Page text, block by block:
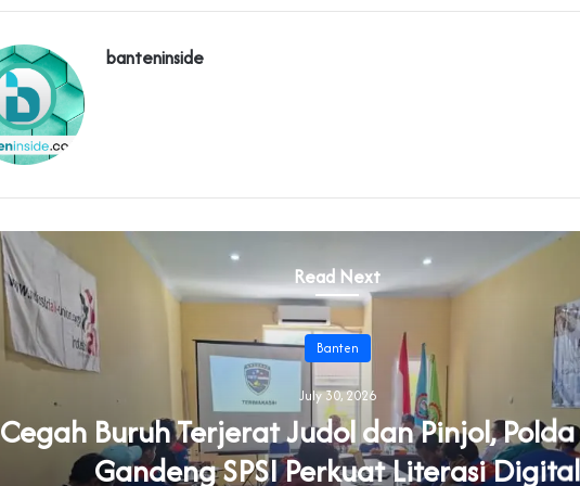
banteninside
Read Next
Banten
July 30, 2026
Cegah Buruh Terjerat Judol dan Pinjol,
Gandeng SPSI Perkuat Literasi Digital